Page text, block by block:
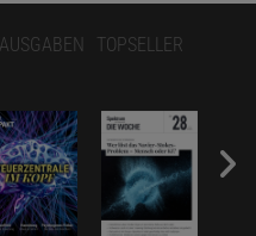
TOPSELLER